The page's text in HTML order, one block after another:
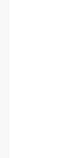
de fruits,
base
marie
tous les
ajoutant
qualité
de Bols